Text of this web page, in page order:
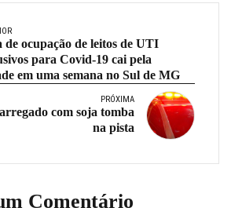
de ocupação de leitos de UTI
para Covid-19 cai pela
em uma semana no Sul de MG
PRÓXIMA
com soja tomba
na pista
Comentário